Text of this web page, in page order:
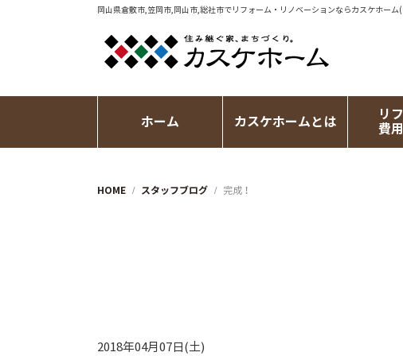
岡山県倉敷市,笠岡市,岡山市,総社市でリフォーム・リノベーションならカスケホーム
ホーム カスケホームとは
リ
費
HOME スタッフブログ 完成！
2018年04月07日(土)